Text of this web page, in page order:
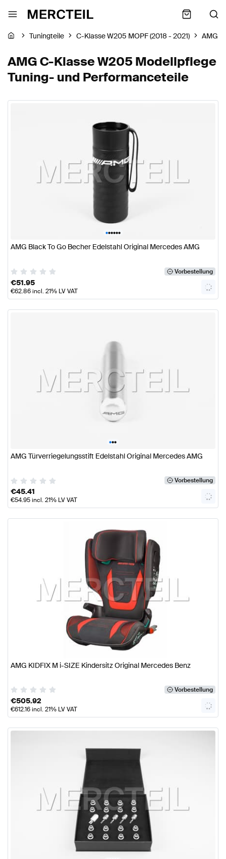
Tuningteile C-Klasse W205 MOPF (2018 - 2021) AMG
AMG C-Klasse W205 Modellpflege
Tuning- und Performanceteile
••••••
AMG Black To Go Becher Edelstahl Original Mercedes AMG
Vorbestellung
€51.95
€62.86incl. 21% LV VAT
•••
AMG Türverriegelungsstift Edelstahl Original Mercedes AMG
Vorbestellung
€45.41
€54.95incl. 21% LV VAT
AMG KIDFIX M i-SIZE Kindersitz Original Mercedes Benz
Vorbestellung
€505.92
€612.16incl. 21% LV VAT